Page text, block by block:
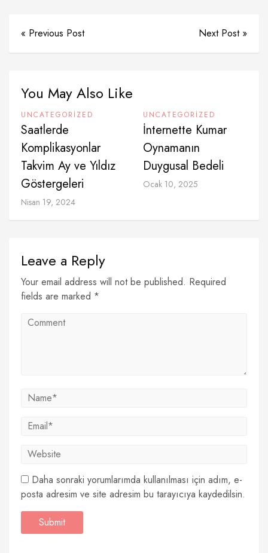
« Previous Post Next Post »
You May Also Like
UNCATEGORIZED
Saatlerde
Komplikasyonlar
Takvim Ay ve Yıldız
Göstergeleri
Nisan 19, 2024
UNCATEGORIZED
İnternette Kumar
Oynamanın
Duygusal Bedeli
Ocak 10, 2025
Leave a Reply
Your email address will not be published. Required
fields are marked *
Daha sonraki yorumlarımda kullanılması için adım, e-
posta adresim ve site adresim bu tarayıcıya kaydedilsin.